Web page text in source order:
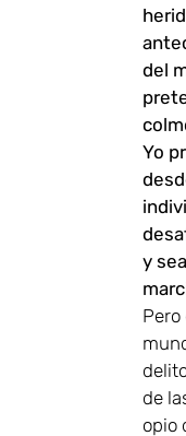
del
Yo
y
de
opio